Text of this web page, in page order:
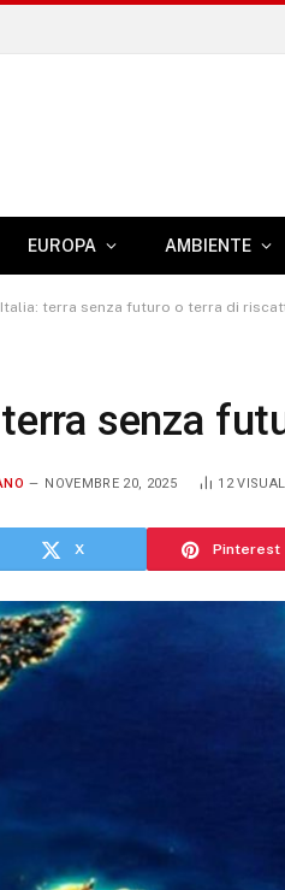
EUROPA AMBIENTE
Italia: terra senza futuro o terra di
senza
NOVEMBRE 20, 2025 12
X Pinterest